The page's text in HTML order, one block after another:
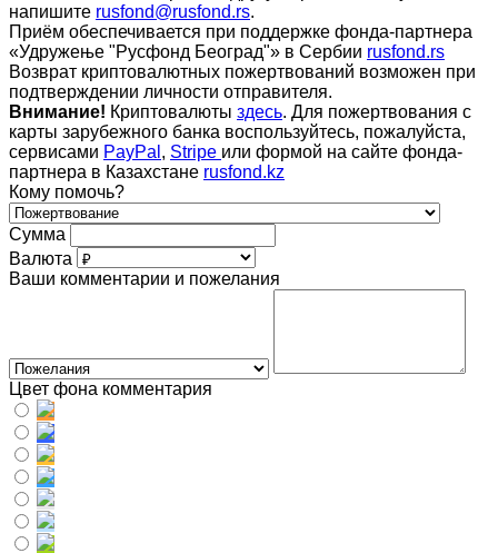
напишите rusfond@rusfond.rs.
Приём обеспечивается при поддержке фонда-партнера
«Удружење "Русфонд Београд"» в Сербии rusfond.rs
Возврат криптовалютных пожертвований возможен при
подтверждении личности отправителя.
Внимание! Криптовалюты здесь. Для пожертвования с
карты зарубежного банка воспользуйтесь, пожалуйста,
сервисами PayPal , Stripe или формой на сайте фонда-
партнера в Казахстане rusfond.kz
Кому помочь?
Сумма
Валюта
Ваши комментарии и пожелания
Цвет фона комментария